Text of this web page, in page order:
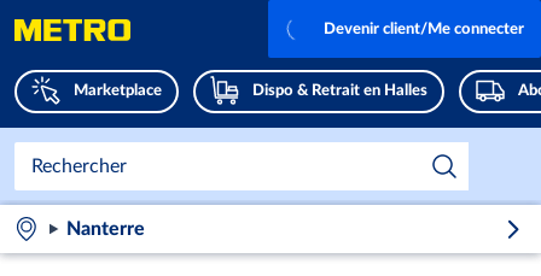
Marketplace Dispo & Retrait en Halles
Devenir client/Me connecter
Nanterre